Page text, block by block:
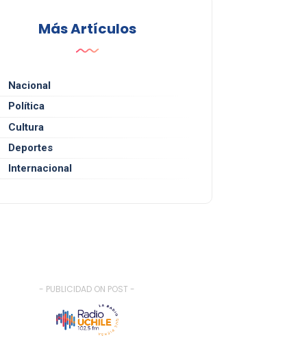
Más Artículos
Nacional
Política
Cultura
Deportes
Internacional
- PUBLICIDAD ON POST -